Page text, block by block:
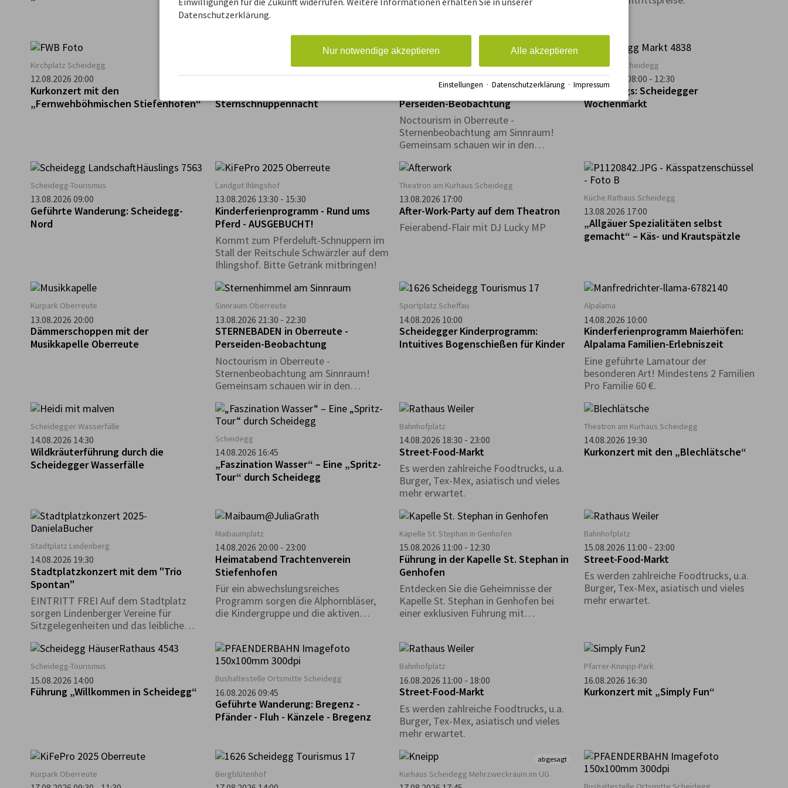
ansonsten für die Produktion neuer
Gegenstände aufgewendet werden
Repair Café- Initiativen wurde dieser
Gedanke weiterentwickelt und auf den
lokalen Ebenen in die Gesellschaft
getragen.
Kirchplatz Scheidegg
12.08.2026 20:00
Kurkonzert mit den
„Fernwehböhmischen Stiefenhofen“
Waldwelt Skywalk Allgäu, Scheidegg
12.08.2026 21:30 - 23:45
Sternschnuppennacht
Sinnraum Oberreute
12.08.2026 21:30 - 22:30
STERNEBADEN in Oberreute -
Perseiden-Beobachtung
Noctourism in Oberreute -
Sternenbeobachtung am Sinnraum!
Gemeinsam schauen wir in den
Schönheiten des Nachthimmels.
Kirchplatz Scheidegg
13.08.2026 08:00 - 12:30
Vormittags: Scheidegger
Wochenmarkt
Scheidegg-Tourismus
13.08.2026 09:00
Geführte Wanderung: Scheidegg-
Nord
Landgut Ihlingshof
13.08.2026 13:30 - 15:30
Kinderferienprogramm - Rund ums
Pferd - AUSGEBUCHT!
Kommt zum Pferdeluft-Schnuppern im
Stall der Reitschule Schwärzler auf dem
Ihlingshof. Bitte Getränk mitbringen!
Theatron am Kurhaus Scheidegg
13.08.2026 17:00
After-Work-Party auf dem Theatron
Feierabend-Flair mit DJ Lucky MP
Küche Rathaus Scheidegg
13.08.2026 17:00
„Allgäuer Spezialitäten selbst
gemacht“ – Käs- und Krautspätzle
Kurpark Oberreute
13.08.2026 20:00
Dämmerschoppen mit der
Musikkapelle Oberreute
Sinnraum Oberreute
13.08.2026 21:30 - 22:30
STERNEBADEN in Oberreute -
Perseiden-Beobachtung
Noctourism in Oberreute -
Sternenbeobachtung am Sinnraum!
Gemeinsam schauen wir in den
Schönheiten des Nachthimmels.
Sportplatz Scheffau
14.08.2026 10:00
Scheidegger Kinderprogramm:
Intuitives Bogenschießen für Kinder
Alpalama
14.08.2026 10:00
Kinderferienprogramm Maierhöfen:
Alpalama Familien-Erlebniszeit
Eine geführte Lamatour der
besonderen Art! Mindestens 2 Familien
Pro Familie 60 €.
Scheidegger Wasserfälle
14.08.2026 14:30
Wildkräuterführung durch die
Scheidegger Wasserfälle
Scheidegg
14.08.2026 16:45
„Faszination Wasser“ – Eine „Spritz-
Tour“ durch Scheidegg
Bahnhofplatz
14.08.2026 18:30 - 23:00
Street-Food-Markt
Es werden zahlreiche Foodtrucks, u.a.
Burger, Tex-Mex, asiatisch und vieles
mehr erwartet.
Theatron am Kurhaus Scheidegg
14.08.2026 19:30
Kurkonzert mit den „Blechlätsche“
Stadtplatz Lindenberg
14.08.2026 19:30
Stadtplatzkonzert mit dem "Trio
Spontan"
EINTRITT FREI Auf dem Stadtplatz
sorgen Lindenberger Vereine für
Sitzgelegenheiten und das leibliche
trockenem Wetter statt.*
Maibaumplatz
14.08.2026 20:00 - 23:00
Heimatabend Trachtenverein
Stiefenhofen
Für ein abwechslungsreiches
Programm sorgen die Alphornbläser,
die Kindergruppe und die aktiven
Kapelle St. Stephan in Genhofen
15.08.2026 11:00 - 12:30
Führung in der Kapelle St. Stephan in
Genhofen
Entdecken Sie die Geheimnisse der
Kapelle St. Stephan in Genhofen bei
einer exklusiven Führung mit
Bahnhofplatz
15.08.2026 11:00 - 23:00
Street-Food-Markt
Es werden zahlreiche Foodtrucks, u.a.
Burger, Tex-Mex, asiatisch und vieles
mehr erwartet.
Scheidegg-Tourismus
15.08.2026 14:00
Führung „Willkommen in Scheidegg“
Bushaltestelle Ortsmitte Scheidegg
16.08.2026 09:45
Geführte Wanderung: Bregenz -
Pfänder - Fluh - Känzele - Bregenz
Bahnhofplatz
16.08.2026 11:00 - 18:00
Street-Food-Markt
Es werden zahlreiche Foodtrucks, u.a.
Burger, Tex-Mex, asiatisch und vieles
mehr erwartet.
Pfarrer-Kneipp-Park
16.08.2026 16:30
Kurkonzert mit „Simply Fun“
Kurpark Oberreute Bergblütenhof
abgesagt
Kurhaus Scheidegg Mehrzweckraum im UG
Datenschutzerklärung.
Alle akzeptieren
Nur notwendige akzeptieren
Einstellungen · Datenschutzerklärung · Impressum